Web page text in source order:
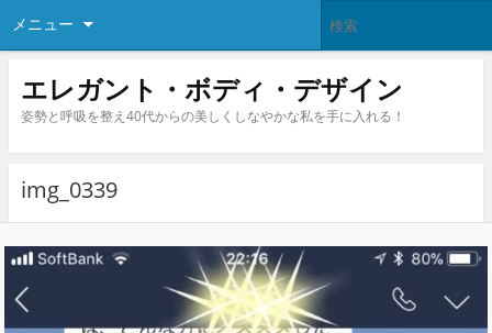
メニュー
エレガント・ボディ・デザイン
姿勢と呼吸を整え40代からの美しくしなやかな私を手に入れる！
img_0339